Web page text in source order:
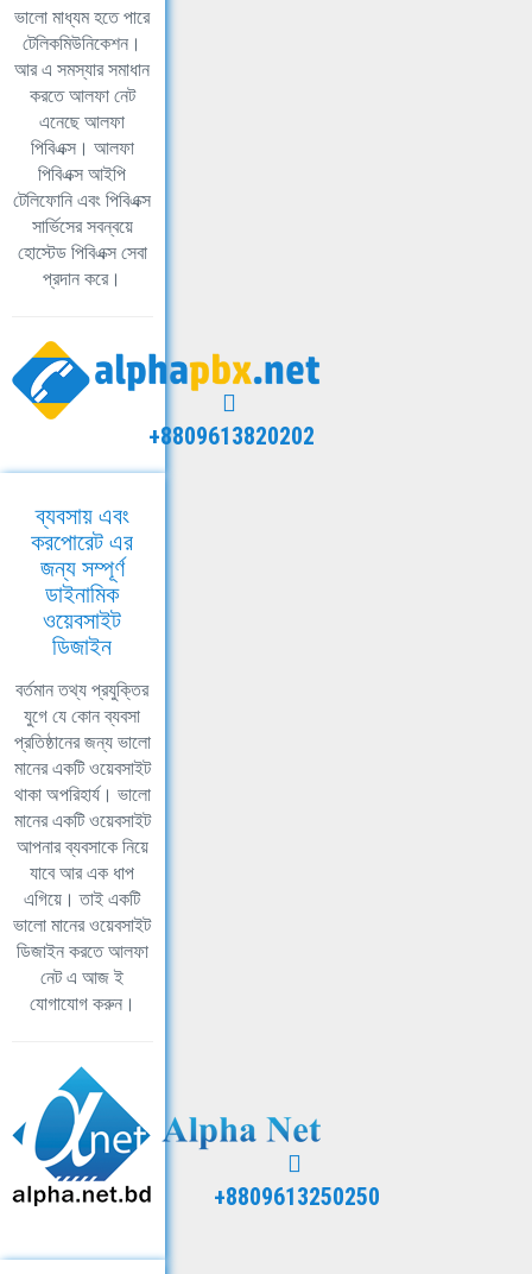
ভালো মাধ্যম হতে পারে
টেলিকমিউনিকেশন।
আর এ সমস্যার সমাধান
করতে আলফা নেট
এনেছে আলফা
পিবিএক্স। আলফা
পিবিএক্স আইপি
টেলিফোনি এবং পিবিএক্স
সার্ভিসের সবন্বয়ে
হোস্টেড পিবিএক্স সেবা
প্রদান করে।
+8809613820202
ব্যবসায় এবং
করপোরেট এর
জন্য সম্পূর্ণ
ডাইনামিক
ওয়েবসাইট
ডিজাইন
বর্তমান তথ্য প্রযুক্তির
যুগে যে কোন ব্যবসা
প্রতিষ্ঠানের জন্য ভালো
মানের একটি ওয়েবসাইট
থাকা অপরিহার্য। ভালো
মানের একটি ওয়েবসাইট
আপনার ব্যবসাকে নিয়ে
যাবে আর এক ধাপ
এগিয়ে। তাই একটি
ভালো মানের ওয়েবসাইট
ডিজাইন করতে আলফা
নেট এ আজ ই
যোগাযোগ করুন।
+8809613250250